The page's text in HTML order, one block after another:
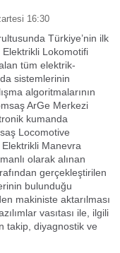
16:30
Türkiye’nin ilk
Lokomotifi
tüm elektrik-
sistemlerinin
algoritmalarının
ArGe Merkezi
kumanda
Locomotive
Manevra
olarak alınan
gerçekleştirilen
bulunduğu
makiniste aktarılması
vasıtası ile, ilgili
takip, diyagnostik ve